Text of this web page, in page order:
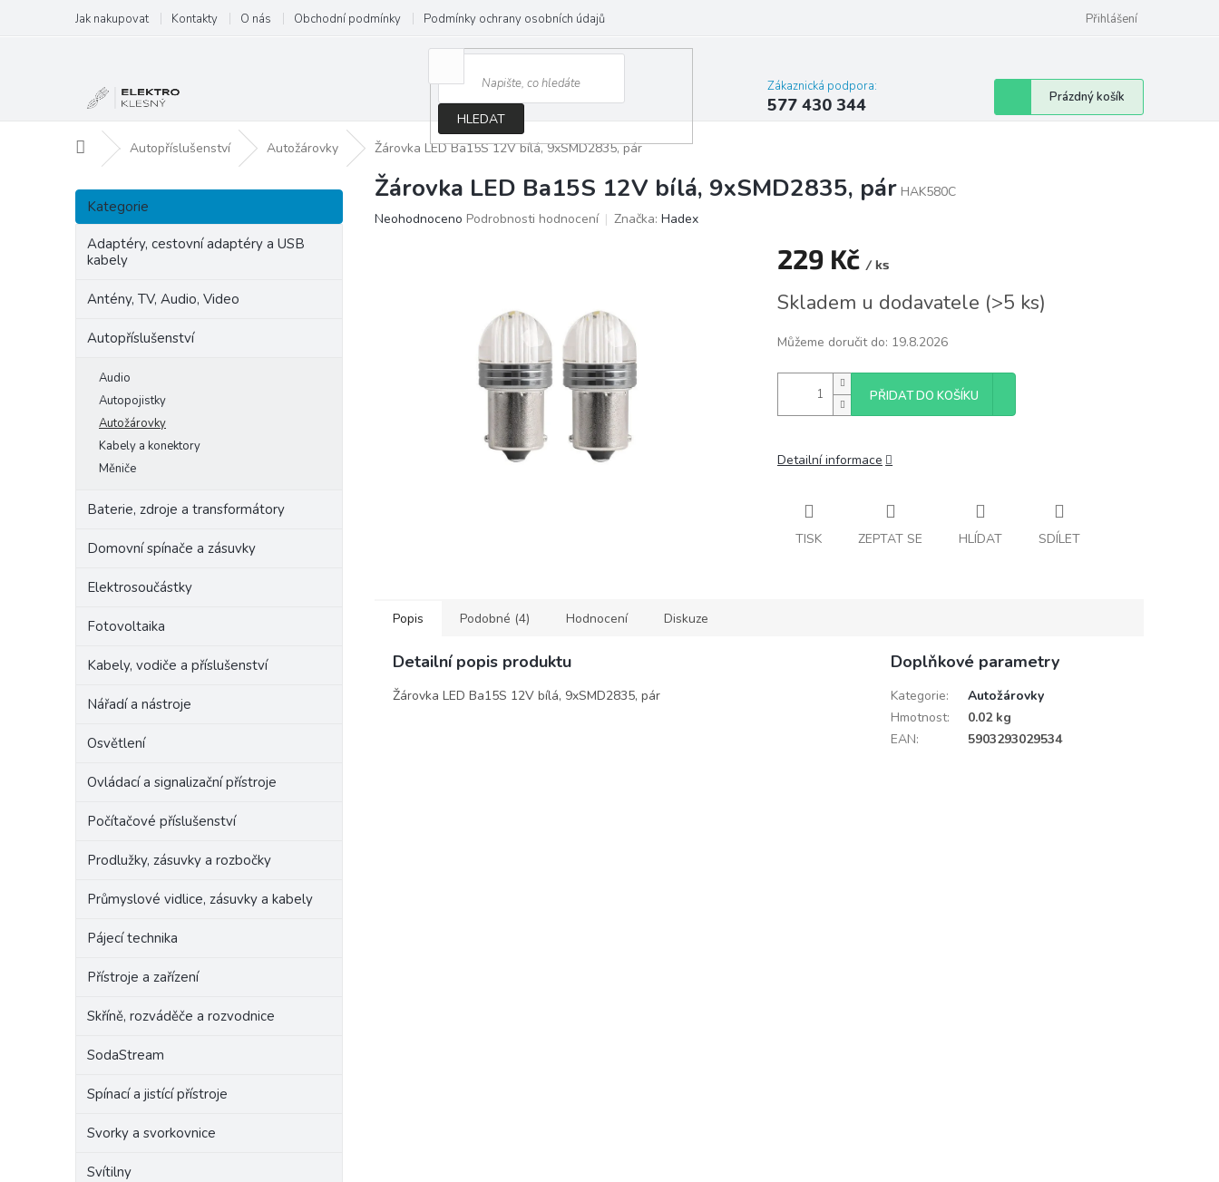
obsah
Jak nakupovat Kontakty O nás Obchodní podmínky Podmínky ochrany osobních údajů Přihlášení
HLEDAT
Zákaznická podpora:
577 430 344
Nákupní
košík
Prázdný košík
Domů Autopříslušenství Autožárovky Žárovka LED Ba15S 12V bílá, 9xSMD2835, pár
P
s
Přeskočit
kategorie
Kategorie
Adaptéry, cestovní adaptéry a USB
kabely
Antény, TV, Audio, Video
Autopříslušenství
Audio
Autopojistky
Autožárovky
Kabely a konektory
Měniče
Baterie, zdroje a transformátory
Domovní spínače a zásuvky
Elektrosoučástky
Fotovoltaika
Kabely, vodiče a příslušenství
Nářadí a nástroje
Osvětlení
Ovládací a signalizační přístroje
Počítačové příslušenství
Prodlužky, zásuvky a rozbočky
Průmyslové vidlice, zásuvky a kabely
Pájecí technika
Přístroje a zařízení
Skříně, rozváděče a rozvodnice
SodaStream
Spínací a jistící přístroje
Svorky a svorkovnice
Svítilny
Žárovka LED Ba15S 12V bílá, 9xSMD2835, pár HAK580C
Průměrné
Neohodnoceno Podrobnosti hodnocení Značka: Hadex
229 Kč / ks
cena:
Skladem u dodavatele (>5 ks)
Můžeme doručit do: 19.8.2026
PŘIDAT DO KOŠÍKU
Detailní informace
TISK ZEPTAT SE HLÍDAT SDÍLET
Popis Podobné (4) Hodnocení Diskuze
Detailní popis produktu
Žárovka LED Ba15S 12V bílá, 9xSMD2835, pár
Doplňkové parametry
Kategorie:
Autožárovky
Hmotnost:
0.02 kg
EAN: 5903293029534